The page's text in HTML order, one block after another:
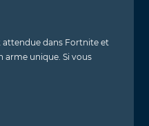
attendue dans Fortnite et
arme unique. Si vous